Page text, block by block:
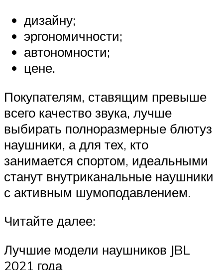
дизайну;
эргономичности;
автономности;
цене.
Покупателям, ставящим превыше
всего качество звука, лучше
выбирать полноразмерные блютуз
наушники, а для тех, кто
занимается спортом, идеальными
станут внутриканальные наушники
с активным шумоподавлением.
Читайте далее:
Лучшие модели наушников JBL
2021 года